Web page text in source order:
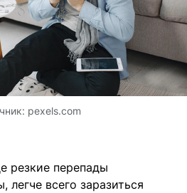
pexels.com
резкие перепады
всего заразиться